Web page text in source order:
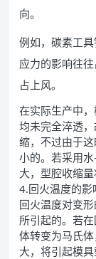
向。
例如，碳素工
应力的影响往
占上风。
在实际生产中
均未完全淬透
缩，不过由于
小的。若采用
大，型腔收缩量
4.回火温度的影
回火温度对变
所引起的。若
体转变为马氏
大，将引起模